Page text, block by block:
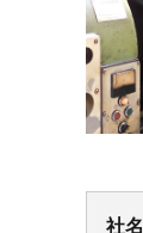
社名